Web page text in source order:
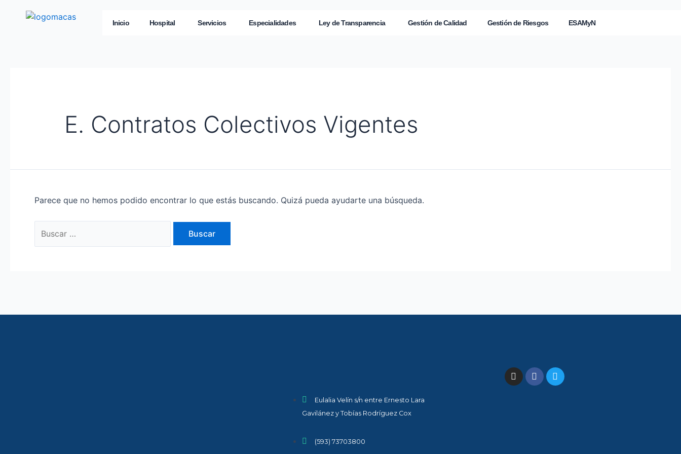
Inicio Hospital Servicios Especialidades Ley de Transparencia Gestión de Calidad Gestión de Riesgos ESAMyN
E. Contratos Colectivos Vigentes
Parece que no hemos podido encontrar lo que estás buscando. Quizá pueda ayudarte una búsqueda.
Eulalia Velín s/n entre Ernesto Lara
Gavilánez y Tobías Rodríguez Cox
(593) 73703800​